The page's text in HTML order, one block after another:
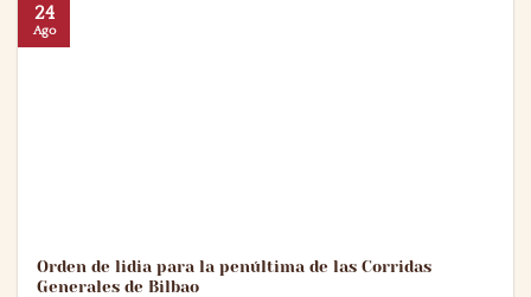
Orden de lidia para la penúltima de las Corridas
Generales de Bilbao
24
Ago